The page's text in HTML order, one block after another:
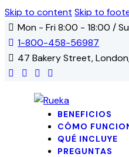
Skip to content Skip to
Mon - Fri 8:00 - 18:00 /
1-800-458-56987
47 Bakery Street,
facebook-
twitter-
dribble-instagram
BENEFICIOS
CÓMO
QUÉ INCLUYE
PREGUNTAS